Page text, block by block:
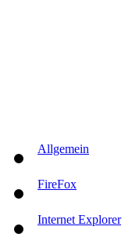
Allgemein
FireFox
Internet Explorer